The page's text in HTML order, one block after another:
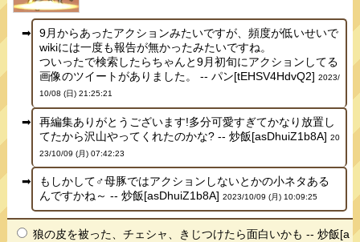
9月からあったアクションみたいですが、頻度が低いせいで
wikiには一度も報告が無かったみたいですね。
ついったで検索したらちゃんと9月初旬にアクションしてる
画像のツイートがありました。 -- パン[tEHSV4HdvQ2] 2023/
10/08 (日) 21:25:21
再編集ありがとうございます!多分可愛すぎてかなり放置し
てたから沢山やってくれたのかな? -- 炒飯[asDhuiZ1b8A] 20
23/10/09 (月) 07:42:23
もしかして♂母豚ではアクションしないとかの小ネタある
んですかね～ -- 炒飯[asDhuiZ1b8A] 2023/10/09 (月) 10:09:25
狼の皮を被った、チェシャ、きじつけたら面白いかも -- 炒飯[a